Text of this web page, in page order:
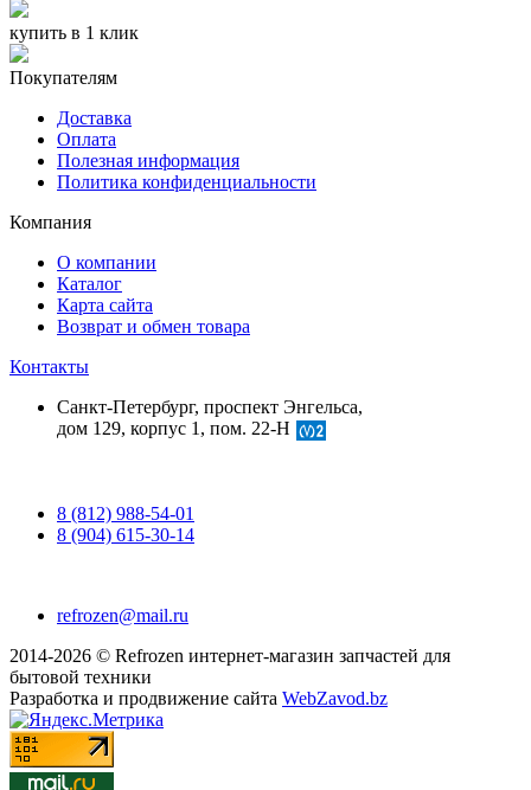
купить в 1 клик
Покупателям
Доставка
Оплата
Полезная информация
Политика конфиденциальности
Компания
О компании
Каталог
Карта сайта
Возврат и обмен товара
Контакты
Санкт-Петербург, проспект Энгельса,
дом 129, корпус 1, пом. 22-Н
8 (812) 988-54-01
8 (904) 615-30-14
refrozen@mail.ru
2014-2026 © Refrozen интернет-магазин запчастей для
бытовой техники
Разработка и продвижение сайта WebZavod.bz